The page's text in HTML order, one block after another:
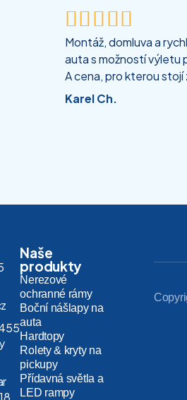

Montáž, domluva a
auta s možností výletu
A cena, pro kterou
Karel Ch.
Naše
produkty
Nerezové
ochranné rámy
Boční nášlapy na
auta
Hardtopy
Rolety & kryty na
pickupy
Přídavná světla a
LED rampy